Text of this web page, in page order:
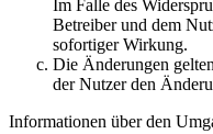
Im Falle des
Betreiber und dem
sofortiger Wirkung.
Die Änderungen
der Nutzer den
Informationen über den